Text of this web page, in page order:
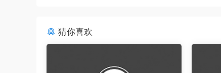
猜你喜欢